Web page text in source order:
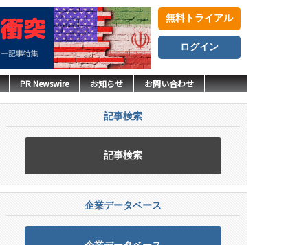
無料トライアル
ログイン
PR Newswire お知らせ お問い合わせ
記事検索
記事検索
企業データベース